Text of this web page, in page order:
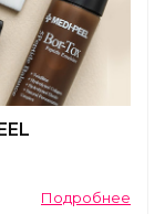
Подробнее